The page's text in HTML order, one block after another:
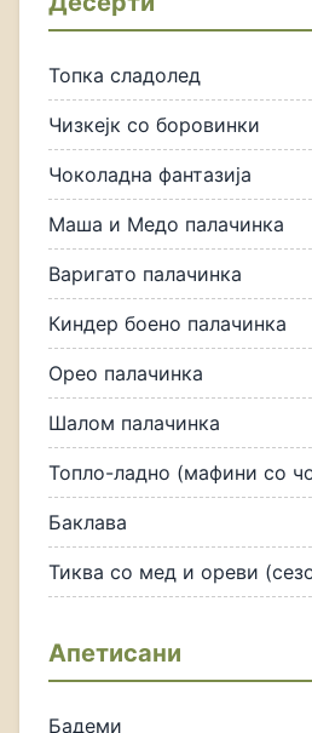
Топка сладолед
Чизкејк со боровинки
Чоколадна фантазија
Маша и Медо палачинка
Варигато палачинка
Киндер боено палачинка
Орео палачинка
Шалом палачинка
Топло-ладно (мафини со
Баклава
Тиква со мед и ореви
Апетисани
Бадеми